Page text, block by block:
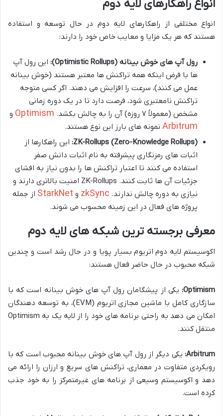
انواع راهکارهای لایه دوم
انواع مختلفی از راهکارهای لایه دوم در حال توسعه و استفاده
هستند که هر یک مزایا و معایب خاص خود را دارند:
رول آپ های خوش بینانه (Optimistic Rollups):
این رول آپ
ها با فرض اینکه همه تراکنش ها معتبر هستند (خوش بینانه
عمل می کنند)، سرعت را افزایش می دهند. اگر کسی متوجه
تراکنش نامعتبری شود، فرصت دارد تا در یک دوره زمانی
مشخص (معمولاً ۷ روزه) آن را به چالش بکشد.
Optimism و
Arbitrum نمونه های بارز این نوع هستند.
ZK-Rollups (Zero-Knowledge Rollups): این راهکارها از
اثبات های رمزنگاری پیشرفته به نام اثبات دانش صفر
استفاده می کنند تا اعتبار تراکنش ها را بدون نیاز به افشای
جزئیات آن ها ثابت کنند. ZK-Rollups امنیت بالاتری دارند و
نیازی به دوره چالش ندارند. zkSync و StarkNet از جمله
پروژه های فعال در این زمینه محسوب می شوند.
معرفی برجسته ترین شبکه های لایه دوم
اکوسیستم لایه دوم اتریوم بسیار پویا و در حال رشد است و چندین
شبکه محبوب در حال حاضر فعال هستند:
Optimism: یکی از پیشگامان رول آپ های خوش بینانه است که با
سازگاری کامل با ماشین مجازی اتریوم (EVM)، به توسعه دهندگان
امکان می دهد به راحتی برنامه های خود را از لایه یک به Optimism
منتقل کنند.
Arbitrum: یکی دیگر از رول آپ های خوش بینانه محبوب است که با
رویکردی متفاوت در معماری، تراکنش های سریع و ارزان را ارائه می
دهد و اکوسیستم وسیعی از برنامه های غیرمتمرکز را به خود جذب
کرده است.